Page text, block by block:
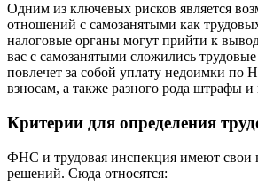
Одним из ключевых рисков является
отношений с самозанятыми как
налоговые органы могут прийти к
вас с самозанятыми сложились
повлечет за собой уплату недоимки
взносам, а также разного рода штрафы
Критерии для определения
ФНС и трудовая инспекция имеют свои
решений. Сюда относятся: